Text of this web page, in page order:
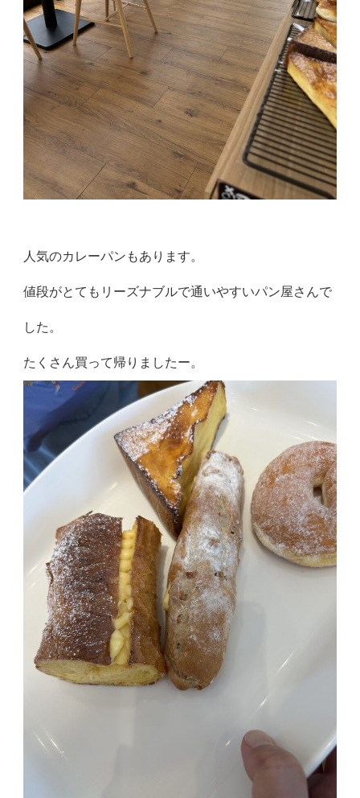
人気のカレーパンもあります。
値段がとてもリーズナブルで通いやすいパン屋さんで
した。
たくさん買って帰りましたー。